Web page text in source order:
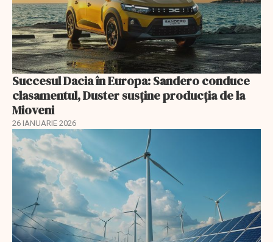
Succesul Dacia în Europa: Sandero conduce
clasamentul, Duster susține producția de la
Mioveni
26 IANUARIE 2026